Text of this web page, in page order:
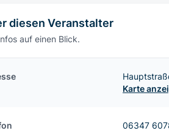
diesen Veranstalter
auf einen Blick.
Karte
06347